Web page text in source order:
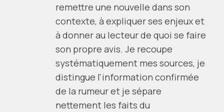
remettre une nouvelle dans son
contexte, à expliquer ses enjeux et
à donner au lecteur de quoi se faire
son propre avis. Je recoupe
systématiquement mes sources, je
distingue l'information confirmée
de la rumeur et je sépare
nettement les faits du